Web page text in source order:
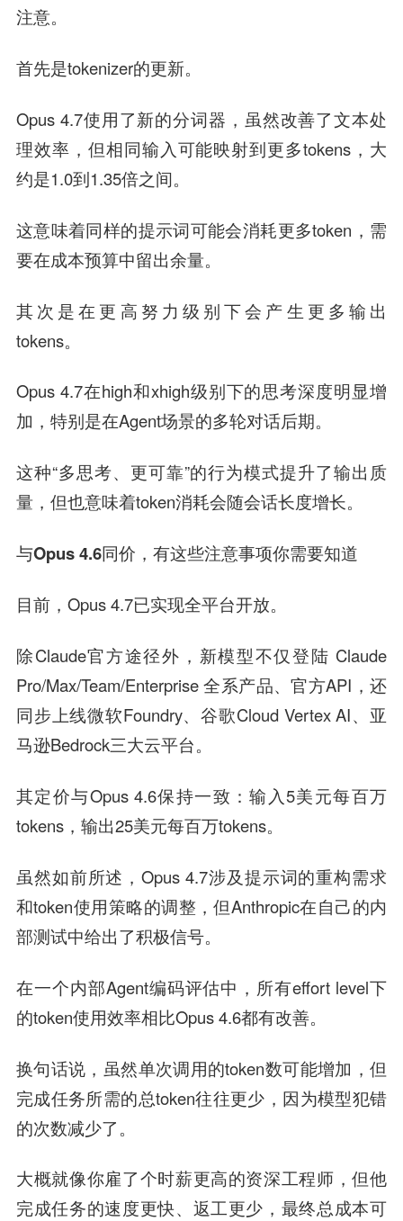
注意。
首先是tokenizer的更新。
Opus 4.7使用了新的分词器，虽然改善了文本处
理效率，但相同输入可能映射到更多tokens，大
约是1.0到1.35倍之间。
这意味着同样的提示词可能会消耗更多token，需
要在成本预算中留出余量。
其次是在更高努力级别下会产生更多输出
tokens。
Opus 4.7在high和xhigh级别下的思考深度明显增
加，特别是在Agent场景的多轮对话后期。
这种“多思考、更可靠”的行为模式提升了输出质
量，但也意味着token消耗会随会话长度增长。
与Opus 4.6同价，有这些注意事项你需要知道
目前，Opus 4.7已实现全平台开放。
除Claude官方途径外，新模型不仅登陆 Claude
Pro/Max/Team/Enterprise 全系产品、官方API，还
同步上线微软Foundry、谷歌Cloud Vertex AI、亚
马逊Bedrock三大云平台。
其定价与Opus 4.6保持一致：输入5美元每百万
tokens，输出25美元每百万tokens。
虽然如前所述，Opus 4.7涉及提示词的重构需求
和token使用策略的调整，但Anthropic在自己的内
部测试中给出了积极信号。
在一个内部Agent编码评估中，所有effort level下
的token使用效率相比Opus 4.6都有改善。
换句话说，虽然单次调用的token数可能增加，但
完成任务所需的总token往往更少，因为模型犯错
的次数减少了。
大概就像你雇了个时薪更高的资深工程师，但他
完成任务的速度更快、返工更少，最终总成本可